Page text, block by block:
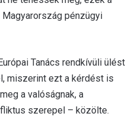
pénzügyi
Tanács rendkívüli ülést
miszerint ezt a kérdést is
a valóságnak, a
szerepel – közölte.